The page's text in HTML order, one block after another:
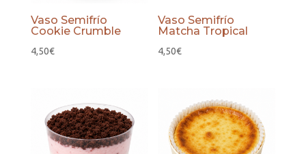
Vaso Semifrío
Cookie Crumble
4,50€
Vaso Semifrío
Matcha Tropical
4,50€